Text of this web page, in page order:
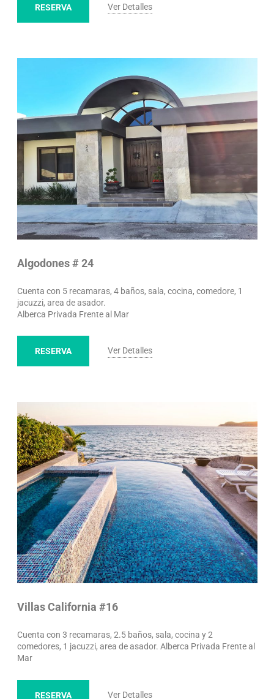
Ver Detalles
RESERVA
Algodones # 24
Cuenta con 5 recamaras, 4 baños, sala, cocina, comedore, 1
jacuzzi, area de asador.
Alberca Privada Frente al Mar
Ver Detalles
RESERVA
Villas California #16
Cuenta con 3 recamaras, 2.5 baños, sala, cocina y 2
comedores, 1 jacuzzi, area de asador. Alberca Privada Frente al
Mar
Ver Detalles
RESERVA